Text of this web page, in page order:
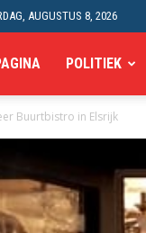
AUGUSTUS 8, 2026
POLITIEK
Buurtbistro in Elsrijk